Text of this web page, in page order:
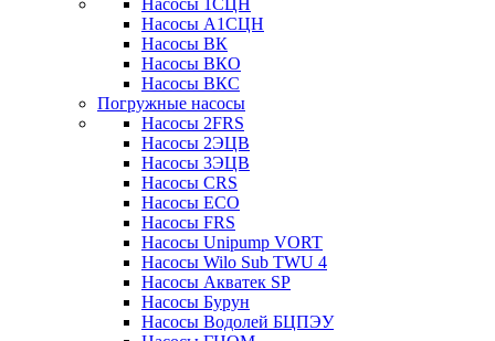
Насосы 1СЦН
Насосы А1СЦН
Насосы ВК
Насосы ВКО
Насосы ВКС
Погружные насосы
Насосы 2FRS
Насосы 2ЭЦВ
Насосы 3ЭЦВ
Насосы CRS
Насосы ECO
Насосы FRS
Насосы Unipump VORT
Насосы Wilo Sub TWU 4
Насосы Акватек SP
Насосы Бурун
Насосы Водолей БЦПЭУ